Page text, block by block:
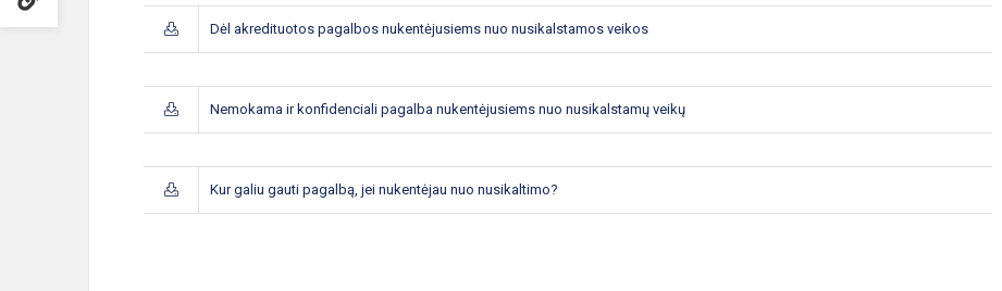
Dėl akredituotos pagalbos nukentėjusiems nuo nusikalstamos veikos
Nemokama ir konfidenciali pagalba nukentėjusiems nuo nusikalstamų veikų
Kur galiu gauti pagalbą, jei nukentėjau nuo nusikaltimo?